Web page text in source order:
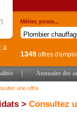
à
Métier, poste...
1349 offres
Annuaire des
une offre
> Consultez